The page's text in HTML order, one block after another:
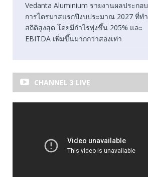
Vedanta Aluminium รายงานผลประกอบ
การไตรมาสแรกปีงบประมาณ 2027 ที่ทำ
สถิติสูงสุด โดยมีกำไรพุ่งขึ้น 205% และ
EBITDA เพิ่มขึ้นมากกว่าสองเท่า
CHANNEL 3 LIVE